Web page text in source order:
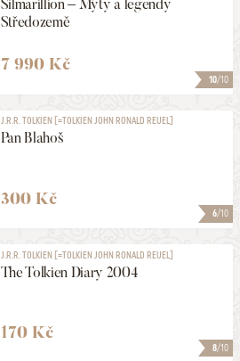
10/10
Silmarillion – Mýty a legendy
Středozemě
7 990 Kč
6/10
J.R.R. TOLKIEN [=TOLKIEN JOHN RONALD REUEL]
Pan Blahoš
300 Kč
8/10
J.R.R. TOLKIEN [=TOLKIEN JOHN RONALD REUEL]
The Tolkien Diary 2004
170 Kč